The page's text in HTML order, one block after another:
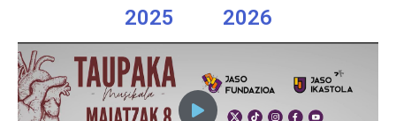
2025
2026